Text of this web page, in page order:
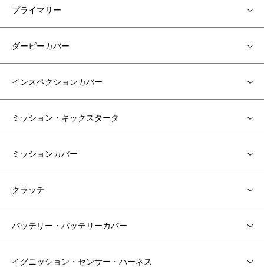
プライマリー
ダービーカバー
インスペクションカバー
ミッション・キックスタータ
ミッションカバー
クラッチ
バッテリー・バッテリーカバー
イグニッション・センサー・ハーネス